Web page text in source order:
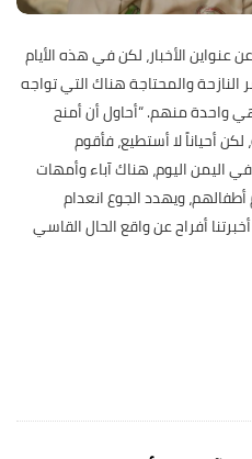
عنواين الأخبار، لكن في هذه الأيام
النازحة والمحتاجة هناك التي تواجه
واحدة منهم. “أحاول أن أمنح
أحياناً لا أستطيع، فأقوم
اليمن اليوم، هناك آباء وأمهات
ويهدد الجوع انعدام
أفراح عن واقع الحال القاسي